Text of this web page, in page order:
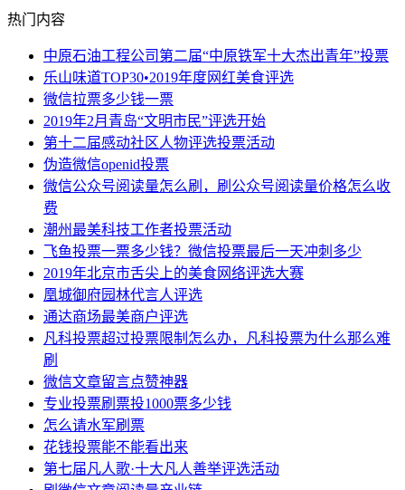
热门内容
中原石油工程公司第二届“中原铁军十大杰出青年”投票
乐山味道TOP30•2019年度网红美食评选
微信拉票多少钱一票
2019年2月青岛“文明市民”评选开始
第十二届感动社区人物评选投票活动
伪造微信openid投票
微信公众号阅读量怎么刷，刷公众号阅读量价格怎么收
费
潮州最美科技工作者投票活动
飞鱼投票一票多少钱？微信投票最后一天冲刺多少
2019年北京市舌尖上的美食网络评选大赛
凰城御府园林代言人评选
通达商场最美商户评选
凡科投票超过投票限制怎么办，凡科投票为什么那么难
刷
微信文章留言点赞神器
专业投票刷票投1000票多少钱
怎么请水军刷票
花钱投票能不能看出来
第七届凡人歌·十大凡人善举评选活动